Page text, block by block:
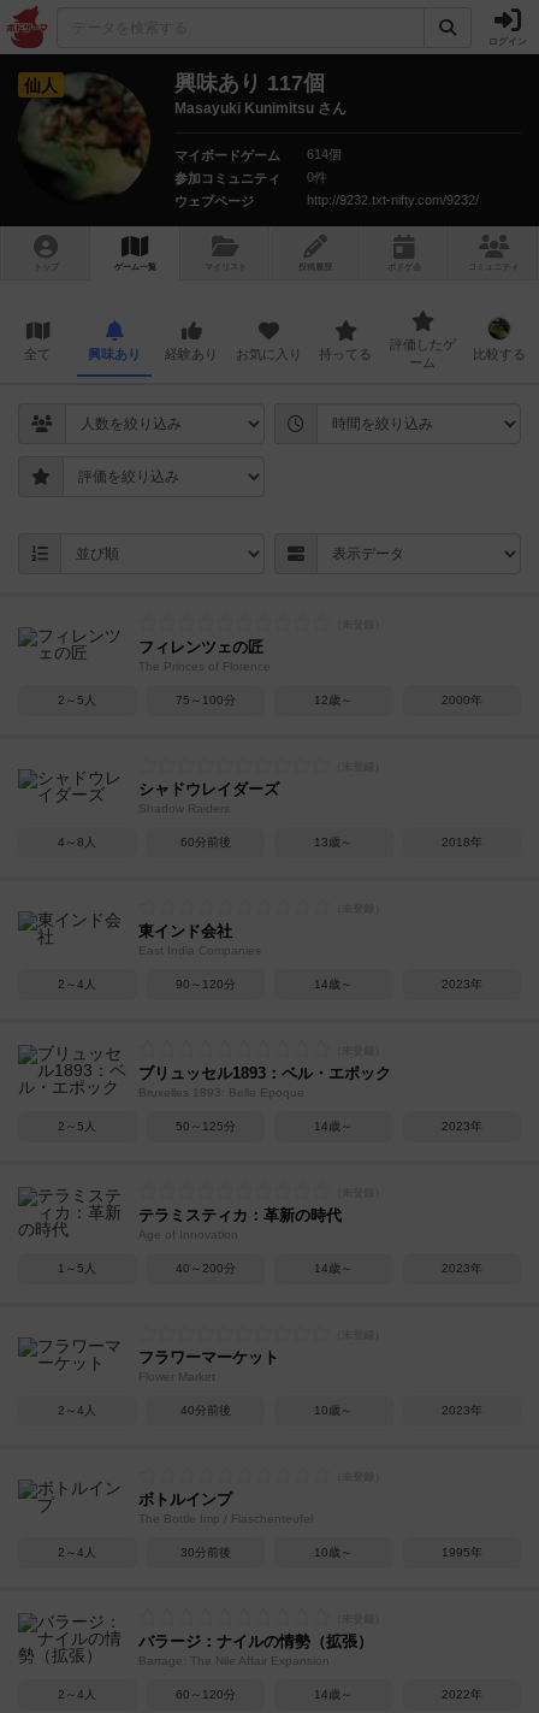
ログイン
仙人 興味あり 117個
Masayuki Kunimitsu さん
マイボードゲーム
614個
参加コミュニティ
0件
ウェブページ
http://9232.txt-nifty.com/9232/
トップ ゲーム一覧 マイリスト 投稿履歴 ボ ドゲ コミュニティ
全て 興味あり 経験あり お気に入り 持ってる
評価したゲ
ーム
比較する
フィレンツェの匠
The Princes of Florence
2～5人 75～100分 12歳～ 2000年
シャドウレイダーズ
Shadow Raiders
4～8人 60分前後 13歳～ 2018年
東インド会社
East India Companies
2～4人 90～120分 14歳～ 2023年
ブリュッセル1893：ベル・エポック
Bruxelles 1893: Belle Epoque
2～5人 50～125分 14歳～ 2023年
テラミスティカ：革新の時代
Age of Innovation
1～5人 40～200分 14歳～ 2023年
フラワーマーケット
Flower Market
2～4人 40分前後 10歳～ 2023年
ボトルインプ
The Bottle Imp / Flaschenteufel
2～4人 30分前後 10歳～ 1995年
バラージ：ナイルの情勢（拡張）
Barrage: The Nile Affair Expansion
2～4人 60～120分 14歳～ 2022年